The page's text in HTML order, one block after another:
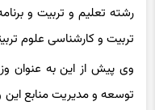
رشته تعلیم و تربیت و
تربیت و کارشناسی علوم
وی پیش از این به عنوان
توسعه و مدیریت منابع این